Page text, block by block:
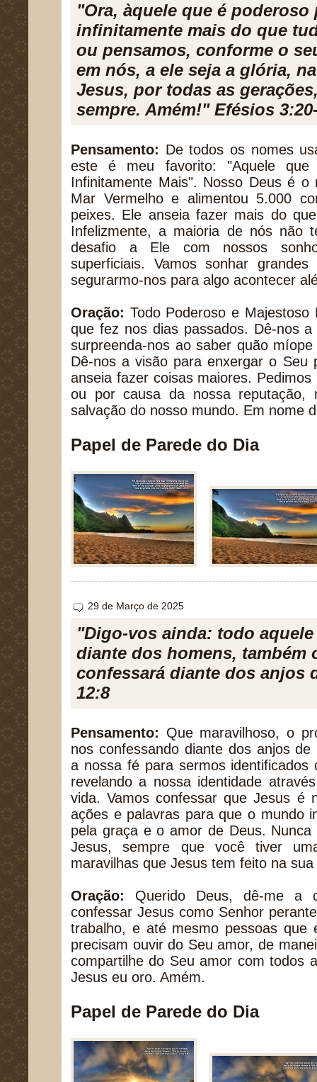
"Ora, àquele que é poderoso
infinitamente mais do que
ou pensamos, conforme o
em nós, a ele seja a glória,
Jesus, por todas as
sempre. Amém!" Efésios
Pensamento: De todos os nomes
este é meu favorito: "Aquele
Infinitamente Mais". Nosso Deus é
Mar Vermelho e alimentou 5.000
peixes. Ele anseia fazer mais do
Infelizmente, a maioria de nós não
desafio a Ele com nossos
superficiais. Vamos sonhar
segurarmo-nos para algo acontecer
Oração: Todo Poderoso e
que fez nos dias passados. Dê-nos
surpreenda-nos ao saber quão
Dê-nos a visão para enxergar o Seu
anseia fazer coisas maiores.
ou por causa da nossa
salvação do nosso mundo. Em nome
Papel de Parede do Dia
29 de Março de 2025
"Digo-vos ainda: todo
diante dos homens, também
confessará diante dos anjos
12:8
Pensamento: Que maravilhoso, o
nos confessando diante dos anjos
a nossa fé para sermos identificados
revelando a nossa identidade
vida. Vamos confessar que Jesus é
ações e palavras para que o mundo
pela graça e o amor de Deus.
Jesus, sempre que você tiver
maravilhas que Jesus tem feito na sua
Oração: Querido Deus, dê-me a
confessar Jesus como Senhor
trabalho, e até mesmo pessoas que
precisam ouvir do Seu amor, de
compartilhe do Seu amor com todos
Jesus eu oro. Amém.
Papel de Parede do Dia